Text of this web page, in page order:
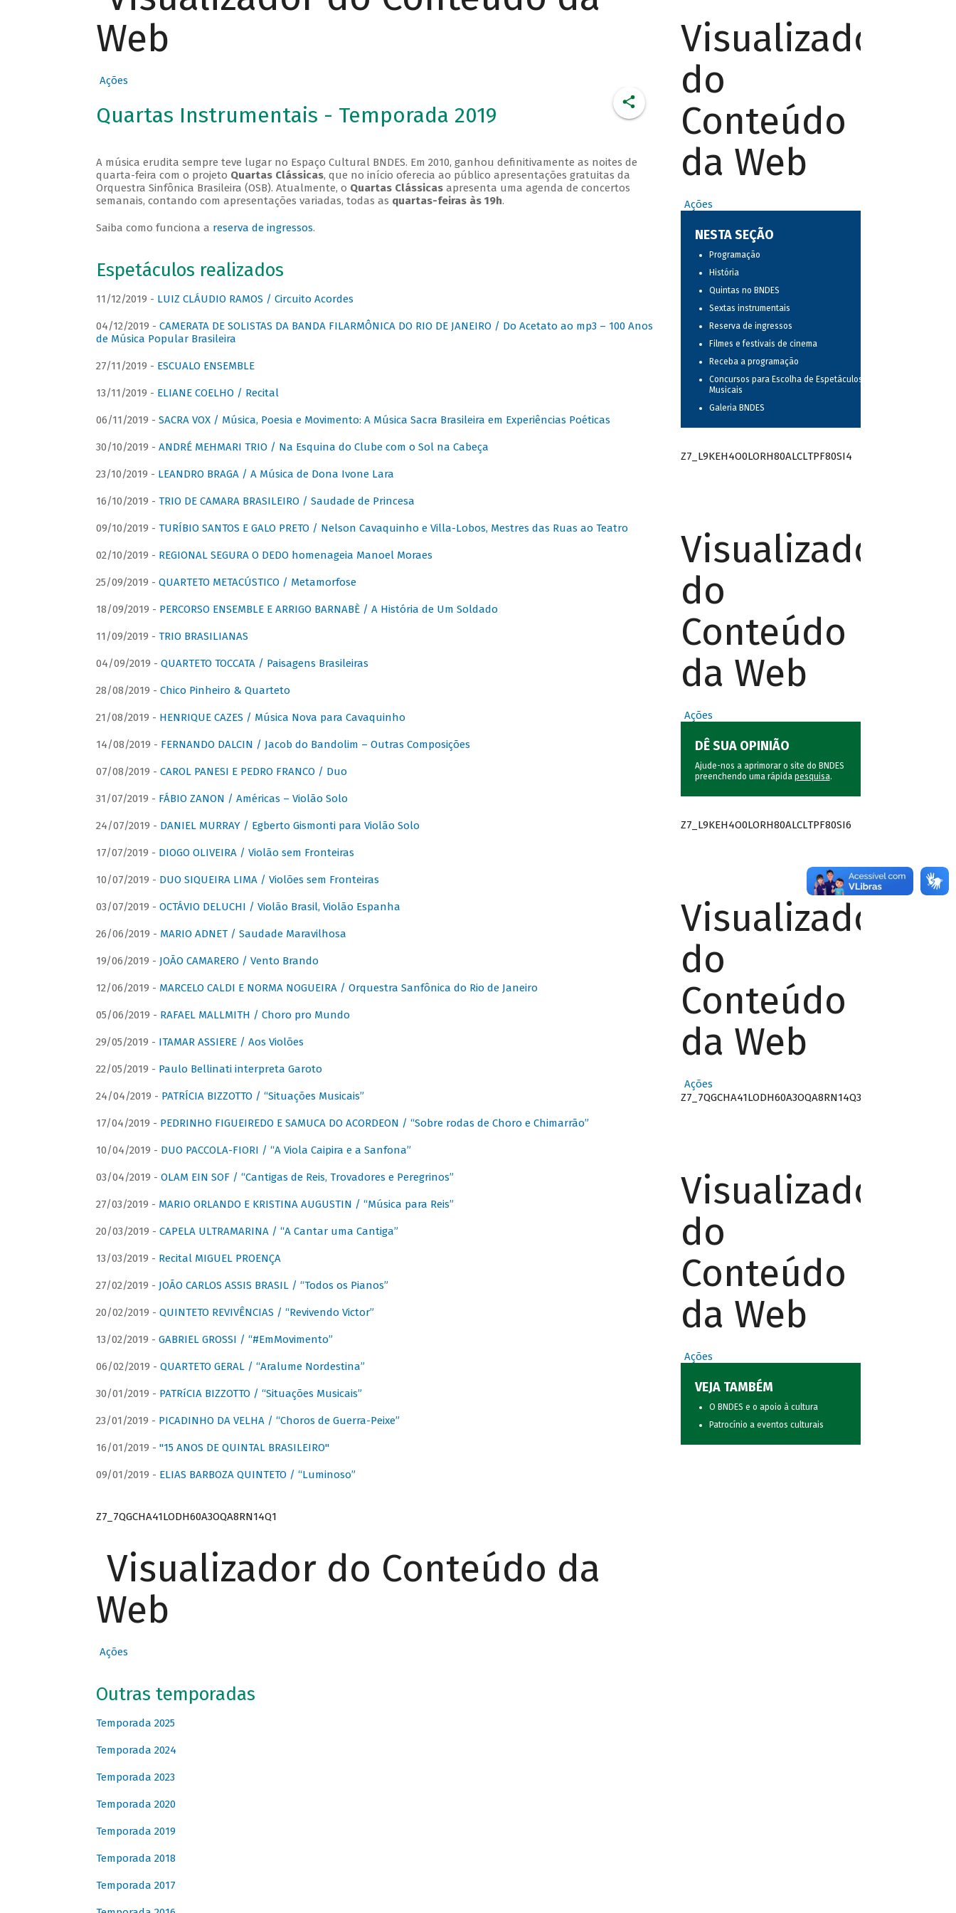
Web
Ações
Quartas Instrumentais - Temporada 2019
A música erudita sempre teve lugar no Espaço Cultural BNDES. Em 2010, ganhou definitivamente as noites de
quarta-feira com o projeto Quartas Clássicas, que no início oferecia ao público apresentações gratuitas da
Orquestra Sinfônica Brasileira (OSB). Atualmente, o Quartas Clássicasapresenta uma agenda de concertos
semanais, contando com apresentações variadas, todas as quartas-feiras às 19h.
Saiba como funciona a reserva de ingressos.
Espetáculos realizados
11/12/2019 - LUIZ CLÁUDIO RAMOS / Circuito Acordes
04/12/2019 - CAMERATA DE SOLISTAS DA BANDA FILARMÔNICA DO RIO DE JANEIRO / Do Acetato ao mp3 – 100 Anos
de Música Popular Brasileira
27/11/2019 - ESCUALO ENSEMBLE
13/11/2019 - ELIANE COELHO / Recital
06/11/2019 - SACRA VOX / Música, Poesia e Movimento: A Música Sacra Brasileira em Experiências Poéticas
30/10/2019 - ANDRÉ MEHMARI TRIO / Na Esquina do Clube com o Sol na Cabeça
23/10/2019 - LEANDRO BRAGA / A Música de Dona Ivone Lara
16/10/2019 - TRIO DE CAMARA BRASILEIRO / Saudade de Princesa
09/10/2019 - TURÍBIO SANTOS E GALO PRETO / Nelson Cavaquinho e Villa-Lobos, Mestres das Ruas ao Teatro
02/10/2019 - REGIONAL SEGURA O DEDO homenageia Manoel Moraes
25/09/2019 - QUARTETO METACÚSTICO / Metamorfose
18/09/2019 - PERCORSO ENSEMBLE E ARRIGO BARNABÈ / A História de Um Soldado
11/09/2019 - TRIO BRASILIANAS
04/09/2019 - QUARTETO TOCCATA / Paisagens Brasileiras
28/08/2019 - Chico Pinheiro & Quarteto
21/08/2019 - HENRIQUE CAZES / Música Nova para Cavaquinho
14/08/2019 - FERNANDO DALCIN / Jacob do Bandolim – Outras Composições
07/08/2019 - CAROL PANESI E PEDRO FRANCO / Duo
31/07/2019 - FÁBIO ZANON / Américas – Violão Solo
24/07/2019 - DANIEL MURRAY / Egberto Gismonti para Violão Solo
17/07/2019 - DIOGO OLIVEIRA / Violão sem Fronteiras
10/07/2019 - DUO SIQUEIRA LIMA / Violões sem Fronteiras
03/07/2019 - OCTÁVIO DELUCHI / Violão Brasil, Violão Espanha
26/06/2019 - MARIO ADNET / Saudade Maravilhosa
19/06/2019 - JOÃO CAMARERO / Vento Brando
12/06/2019 - MARCELO CALDI E NORMA NOGUEIRA / Orquestra Sanfônica do Rio de Janeiro
05/06/2019 - RAFAEL MALLMITH / Choro pro Mundo
29/05/2019 - ITAMAR ASSIERE / Aos Violões
22/05/2019 - Paulo Bellinati interpreta Garoto
24/04/2019 - PATRÍCIA BIZZOTTO / “Situações Musicais”
17/04/2019 - PEDRINHO FIGUEIREDO E SAMUCA DO ACORDEON / “Sobre rodas de Choro e Chimarrão”
10/04/2019 - DUO PACCOLA-FIORI / “A Viola Caipira e a Sanfona”
03/04/2019 - OLAM EIN SOF / “Cantigas de Reis, Trovadores e Peregrinos”
27/03/2019 - MARIO ORLANDO E KRISTINA AUGUSTIN / “Música para Reis”
20/03/2019 - CAPELA ULTRAMARINA / “A Cantar uma Cantiga”
13/03/2019 - Recital MIGUEL PROENÇA
27/02/2019 - JOÃO CARLOS ASSIS BRASIL / “Todos os Pianos”
20/02/2019 - QUINTETO REVIVÊNCIAS / “Revivendo Victor”
13/02/2019 - GABRIEL GROSSI / “#EmMovimento”
06/02/2019 - QUARTETO GERAL / “Aralume Nordestina”
30/01/2019 - PATRíCIA BIZZOTTO / “Situações Musicais”
23/01/2019 - PICADINHO DA VELHA / “Choros de Guerra-Peixe”
16/01/2019 - "15 ANOS DE QUINTAL BRASILEIRO"
09/01/2019 - ELIAS BARBOZA QUINTETO / “Luminoso”
Z7_7QGCHA41LODH60A3OQA8RN14Q1
Visualizador do Conteúdo da
Web
Ações
Outras temporadas
Temporada 2025
Temporada 2024
Temporada 2023
Temporada 2020
Temporada 2019
Temporada 2018
Temporada 2017
Visualizador
do
Conteúdo
da Web
Ações
NESTA SEÇÃO
Programação
História
Quintas no BNDES
Sextas instrumentais
Reserva de ingressos
Filmes e festivais de cinema
Receba a programação
Concursos para Escolha de Espetáculos
Musicais
Galeria BNDES
Z7_L9KEH4O0LORH80ALCLTPF80SI4
Visualizador
do
Conteúdo
da Web
Ações
DÊ SUA OPINIÃO
Ajude-nos a aprimorar o site do BNDES
preenchendo uma rápida pesquisa.
Z7_L9KEH4O0LORH80ALCLTPF80SI6
Visualizador
do
Conteúdo
da Web
Ações
Z7_7QGCHA41LODH60A3OQA8RN14Q3
Visualizador
do
Conteúdo
da Web
Ações
VEJA TAMBÉM
O BNDES e o apoio à cultura
Patrocínio a eventos culturais